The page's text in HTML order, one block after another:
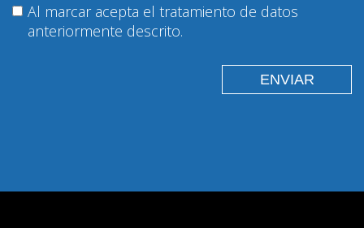
Al marcar acepta el tratamiento de datos
anteriormente descrito.